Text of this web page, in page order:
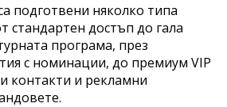
подготвени няколко типа
стандартен достъп до гала
програма, през
с номинации, до премиум VIP
контакти и рекламни